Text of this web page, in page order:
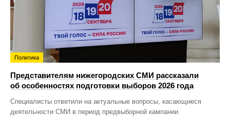
Политика
Представителям нижегородских СМИ рассказали
об особенностях подготовки выборов 2026 года
Специалисты ответили на актуальные вопросы, касающиеся
деятельности СМИ в период предвыборной кампании.